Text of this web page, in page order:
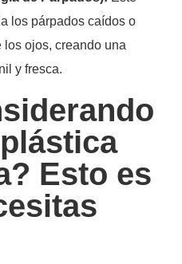
los párpados caídos o
los ojos, creando una
y fresca.
Esto es